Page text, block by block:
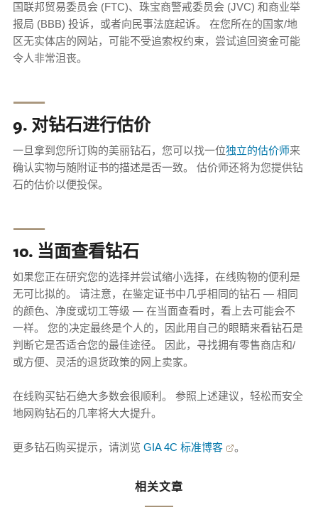
国联邦贸易委员会 (FTC)、珠宝商警戒委员会 (JVC) 和商业举
报局 (BBB) 投诉，或者向民事法庭起诉。 在您所在的国家/地
区无实体店的网站，可能不受追索权约束，尝试追回资金可能
令人非常沮丧。
⸺
9. 对钻石进行估价
一旦拿到您所订购的美丽钻石，您可以找一位独立的估价师来
确认实物与随附证书的描述是否一致。 估价师还将为您提供钻
石的估价以便投保。
⸺
10. 当面查看钻石
如果您正在研究您的选择并尝试缩小选择，在线购物的便利是
无可比拟的。 请注意，在鉴定证书中几乎相同的钻石 — 相同
的颜色、净度或切工等级 — 在当面查看时，看上去可能会不
一样。 您的决定最终是个人的，因此用自己的眼睛来看钻石是
判断它是否适合您的最佳途径。 因此，寻找拥有零售商店和/
或方便、灵活的退货政策的网上卖家。
在线购买钻石绝大多数会很顺利。 参照上述建议，轻松而安全
地网购钻石的几率将大大提升。
更多钻石购买提示，请浏览 GIA 4C 标准博客 。
相关文章